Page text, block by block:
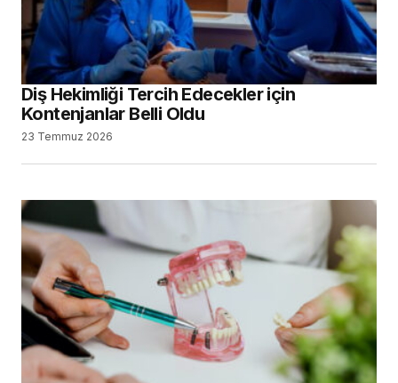
Diş Hekimliği Tercih Edecekler için
Kontenjanlar Belli Oldu
23 Temmuz 2026